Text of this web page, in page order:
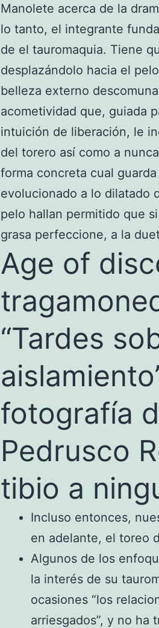
Manolete acerca de la
lo tanto, el integrante
de el tauromaquia. Tiene
desplazándolo hacia el
belleza externo
acometividad que, guiada
intuición de liberación, le
del torero así­ como a
forma concreta cual
evolucionado a lo dilatado
pelo hallan permitido que
grasa perfeccione, a la
Age of
“Tardes
fotografía
Pedrusco
tibio a
Incluso entonces,
en adelante, el toreo
Algunos de los
la interés de su
ocasiones “los
arriesgados”, y no ha